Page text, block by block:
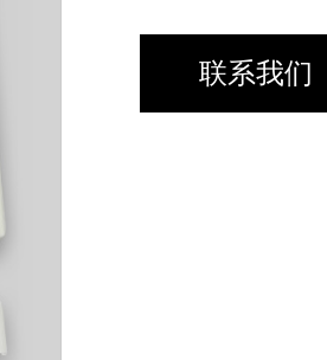
联系我们